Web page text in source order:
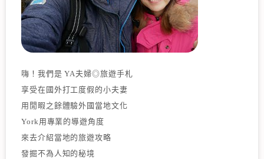
嗨！我們是 YA夫婦◎旅遊手札
享受在國外打工度假的小夫妻
用閒暇之餘體驗外國當地文化
York用專業的導遊角度
來去介紹當地的旅遊攻略
發掘不為人知的秘境